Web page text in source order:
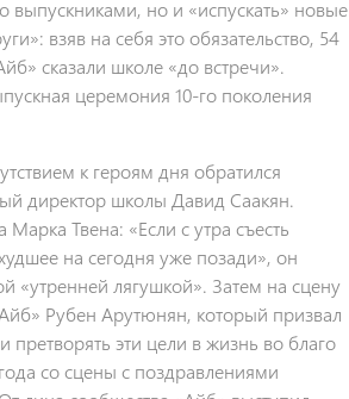
выпускниками, но и «испускать» новые
взяв на себя это обязательство, 54
сказали школе «до встречи».
церемония 10-го поколения
к героям дня обратился
директор школы Давид Саакян.
Марка Твена: «Если с утра съесть
на сегодня уже позади», он
«утренней лягушкой». Затем на сцену
Рубен Арутюнян, который призвал
эти цели в жизнь во благо
со сцены с поздравлениями